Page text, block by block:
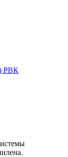
РВК